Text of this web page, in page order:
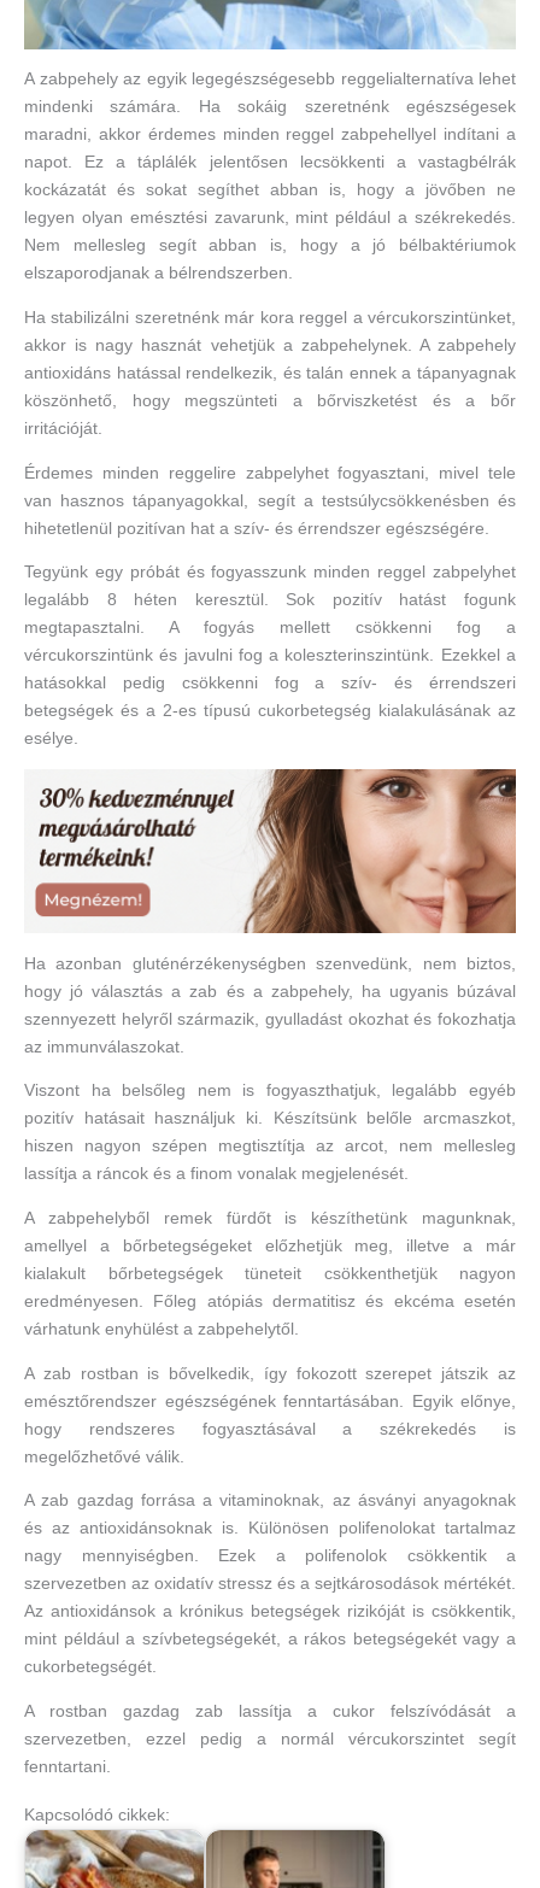
A zabpehely az egyik legegészségesebb reggelialternatíva lehet
mindenki számára. Ha sokáig szeretnénk egészségesek
maradni, akkor érdemes minden reggel zabpehellyel indítani a
napot. Ez a táplálék jelentősen lecsökkenti a vastagbélrák
kockázatát és sokat segíthet abban is, hogy a jövőben ne
legyen olyan emésztési zavarunk, mint például a székrekedés.
Nem mellesleg segít abban is, hogy a jó bélbaktériumok
elszaporodjanak a bélrendszerben.
Ha stabilizálni szeretnénk már kora reggel a vércukorszintünket,
akkor is nagy hasznát vehetjük a zabpehelynek. A zabpehely
antioxidáns hatással rendelkezik, és talán ennek a tápanyagnak
köszönhető, hogy megszünteti a bőrviszketést és a bőr
irritációját.
Érdemes minden reggelire zabpelyhet fogyasztani, mivel tele
van hasznos tápanyagokkal, segít a testsúlycsökkenésben és
hihetetlenül pozitívan hat a szív- és érrendszer egészségére.
Tegyünk egy próbát és fogyasszunk minden reggel zabpelyhet
legalább 8 héten keresztül. Sok pozitív hatást fogunk
megtapasztalni. A fogyás mellett csökkenni fog a
vércukorszintünk és javulni fog a koleszterinszintünk. Ezekkel a
hatásokkal pedig csökkenni fog a szív- és érrendszeri
betegségek és a 2-es típusú cukorbetegség kialakulásának az
esélye.
Ha azonban gluténérzékenységben szenvedünk, nem biztos,
hogy jó választás a zab és a zabpehely, ha ugyanis búzával
szennyezett helyről származik, gyulladást okozhat és fokozhatja
az immunválaszokat.
Viszont ha belsőleg nem is fogyaszthatjuk, legalább egyéb
pozitív hatásait használjuk ki. Készítsünk belőle arcmaszkot,
hiszen nagyon szépen megtisztítja az arcot, nem mellesleg
lassítja a ráncok és a finom vonalak megjelenését.
A zabpehelyből remek fürdőt is készíthetünk magunknak,
amellyel a bőrbetegségeket előzhetjük meg, illetve a már
kialakult bőrbetegségek tüneteit csökkenthetjük nagyon
eredményesen. Főleg atópiás dermatitisz és ekcéma esetén
várhatunk enyhülést a zabpehelytől.
A zab rostban is bővelkedik, így fokozott szerepet játszik az
emésztőrendszer egészségének fenntartásában. Egyik előnye,
hogy rendszeres fogyasztásával a székrekedés is
megelőzhetővé válik.
A zab gazdag forrása a vitaminoknak, az ásványi anyagoknak
és az antioxidánsoknak is. Különösen polifenolokat tartalmaz
nagy mennyiségben. Ezek a polifenolok csökkentik a
szervezetben az oxidatív stressz és a sejtkárosodások mértékét.
Az antioxidánsok a krónikus betegségek rizikóját is csökkentik,
mint például a szívbetegségekét, a rákos betegségekét vagy a
cukorbetegségét.
A rostban gazdag zab lassítja a cukor felszívódását a
szervezetben, ezzel pedig a normál vércukorszintet segít
fenntartani.
Kapcsolódó cikkek: